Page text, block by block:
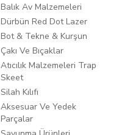
Balık Av Malzemeleri
Dürbün Red Dot Lazer
Bot & Tekne & Kurşun
Çakı Ve Bıçaklar
Atıcılık Malzemeleri Trap
Skeet
Silah Kılıfı
Aksesuar Ve Yedek
Parçalar